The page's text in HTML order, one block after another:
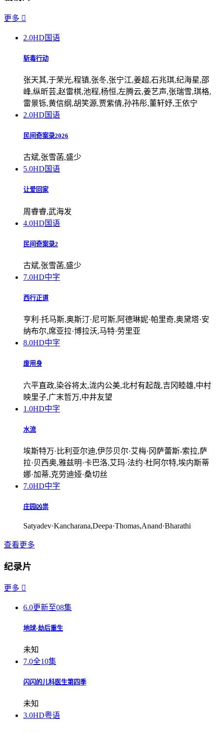
更多 
2.0HD国语
斩毒行动
张天其,于荣光,程镇,张冬,张宁江,姜超,石兆琪,纪海星,邵
峰,纵昕芸,赵雷棋,池程,杨恒,左腾云,姜艺声,张瑞雪,琪格,
雷景铄,黄信纲,胡笑源,贾紫倩,孙祎彤,董轩妤,王依宁
2.0HD国语
民间奇案录2026
古斌,张雪菡,盛少
5.0HD国语
让爱回家
周睿睿,武海发
4.0HD国语
民间奇案录2
古斌,张雪菡,盛少
7.0HD中字
西行正道
亨利·托马斯,奥斯汀·尼可斯,阿德琳妮·帕里奇,奥黛塔·安
纳布尔,席亚拉·博拉沃,马特·劳里亚
8.0HD中字
废用身
六平直政,染谷将太,泷内公美,北村有起哉,吉冈睦雄,中村
映里子,广末哲万,中井友望
1.0HD中字
水流
埃斯特万·比利亚尔迪,伊莎贝尔·艾梅·冈萨蕾斯-索拉,萨
拉·贝西奥,雅兹明·卡巴洛,艾玛·法约·杜阿尔特,埃内斯蒂
娜·加蒂,克劳迪娅·桑切丝
7.0HD中字
庄园凶祟
Satyadev·Kancharana,Deepa·Thomas,Anand·Bharathi
查看更多
纪录片
更多 
6.0更新至08集
地球·劫后重生
未知
7.0全10集
闪闪的儿科医生第四季
未知
3.0HD粤语